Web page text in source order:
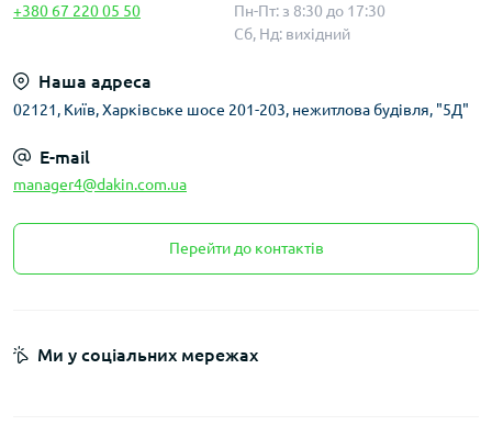
+380 67 220 05 50
Пн-Пт: з 8:30 до 17:30
Сб, Нд: вихідний
Наша адреса
02121, Київ, Харківське шосе 201-203, нежитлова будівля, "5Д"
E-mail
manager4@dakin.com.ua
Перейти до контактів
Ми у соціальних мережах